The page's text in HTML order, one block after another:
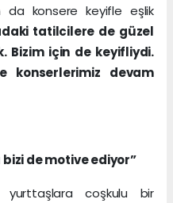
da konsere keyifle eşlik
tatilcilere de güzel
Bizim için de keyifliydi.
konserlerimiz devam
bizi de motive ediyor”
yurttaşlara coşkulu bir